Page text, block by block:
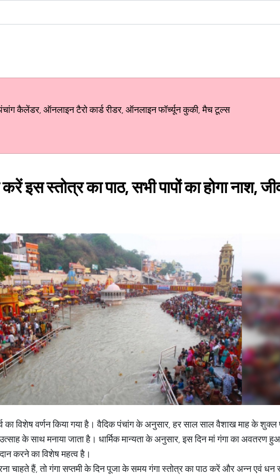
कैलेंडर, ऑनलाइन टैरो कार्ड रीडर, ऑनलाइन फॉर्च्यून कुकी, मैच टूल्स
इस स्तोत्र का पाठ, सभी पापों का होगा नाश,
का विशेष वर्णन किया गया है। वैदिक पंचांग के अनुसार, हर साल साल वैशाख माह के शुक्ल
उत्साह के साथ मनाया जाता है। धार्मिक मान्यता के अनुसार, इस दिन मां गंगा का अवतरण
करने का विशेष महत्व है।
चाहते हैं, तो गंगा सप्तमी के दिन पूजा के समय गंगा स्तोत्र का पाठ करें और अन्न एवं